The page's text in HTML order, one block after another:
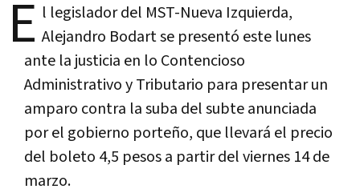
E l legislador del MST-Nueva Izquierda,
Alejandro Bodart se presentó este lunes
ante la justicia en lo Contencioso
Administrativo y Tributario para presentar un
amparo contra la suba del subte anunciada
por el gobierno porteño, que llevará el precio
del boleto 4,5 pesos a partir del viernes 14 de
marzo.